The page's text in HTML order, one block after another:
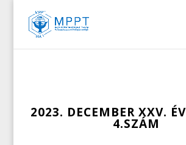
2023. DECEMBER XXV.
4.SZÁM